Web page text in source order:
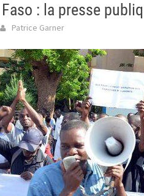
: la presse
Patrice Garner